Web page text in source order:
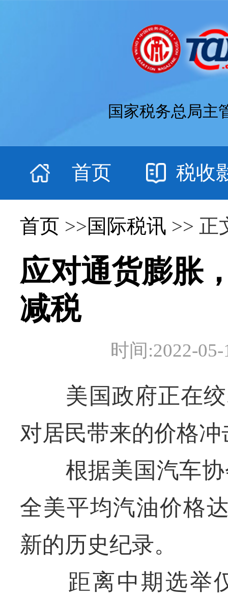
国家税务总局主
首页 税收
首页 >>国际税讯 >> 正
应对通货膨胀
减税
时间:2022-
美国政府正在绞
对居民带来的价格冲
根据美国汽车协
全美平均汽油价格
新的历史纪录。
距离中期选举仅